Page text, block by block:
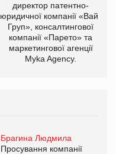
директор патентно-
юридичної компанії «Вайз
Груп», консалтингової
компанії «Парето» та
маркетингової агенції
Myka Agency.
Брагина Людмила
Просування компанії